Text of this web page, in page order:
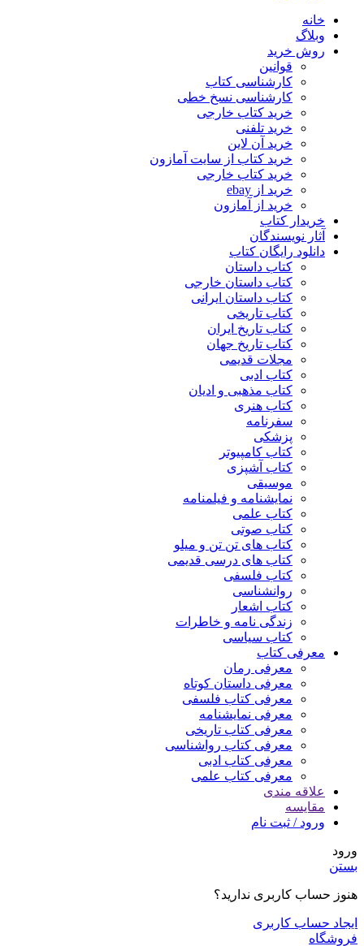
خانه
وبلاگ
روش خرید
قوانین
کارشناسی کتاب
کارشناسی نسخ خطی
خرید کتاب خارجی
خرید تلفنی
خرید آن لاین
خرید کتاب از سایت آمازون
خرید کتاب خارجی
خرید از ebay
خرید از آمازون
خریدار کتاب
آثار نویسندگان
دانلود رایگان کتاب
کتاب داستان
کتاب داستان خارجی
کتاب داستان ایرانی
کتاب تاریخی
کتاب تاریخ ایران
کتاب تاریخ جهان
مجلات قدیمی
کتاب ادبی
کتاب مذهبی و ادیان
کتاب هنری
سفرنامه
پزشکی
کتاب کامپیوتر
کتاب آشپزی
موسیقی
نمایشنامه و فیلمنامه
کتاب علمی
کتاب صوتی
کتاب های تن تن و میلو
کتاب های درسی قدیمی
کتاب فلسفی
روانشناسی
کتاب اشعار
زندگی نامه و خاطرات
کتاب سیاسی
معرفی کتاب
معرفی رمان
معرفی داستان کوتاه
معرفی کتاب فلسفی
معرفی نمایشنامه
معرفی کتاب تاریخی
معرفی کتاب رواشناسی
معرفی کتاب ادبی
معرفی کتاب علمی
علاقه مندی
مقایسه
ورود / ثبت نام
ورود
بستن
هنوز حساب کاربری ندارید؟
ایجاد حساب کاربری
فروشگاه